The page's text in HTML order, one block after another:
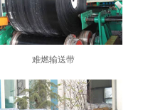
难燃输送带